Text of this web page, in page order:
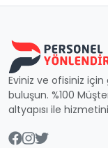
Eviniz ve ofisiniz
buluşun. %100
altyapısı ile